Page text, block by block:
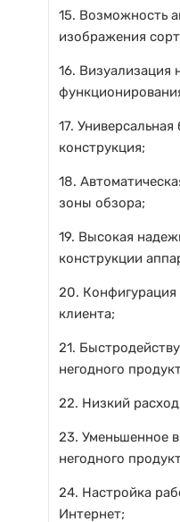
15. Возможность
изображения
16. Визуализация
17.
конструкция;
18.
зоны обзора;
19. Высокая
конструкции
20. Конфигурация
клиента;
21.
негодного
22. Низкий
23. Уменьшенное
негодного
24. Настройка
Интернет;